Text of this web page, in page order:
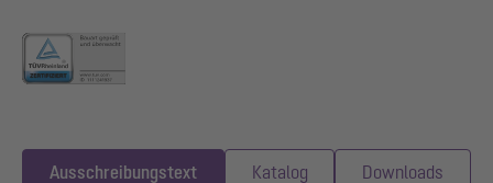
Ausschreibungstext Katalog Downloads